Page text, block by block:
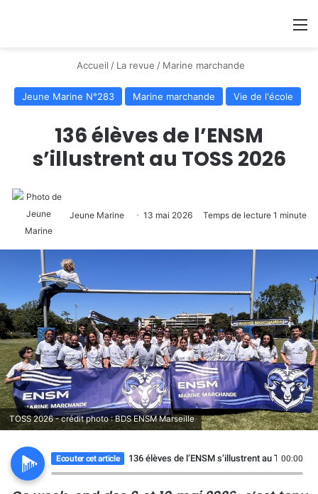
Accueil / La revue / Marine marchande
Jeune Marine N°283 Marine marchande Vie de l'école
136 élèves de l’ENSM
s’illustrent au TOSS 2026
Jeune Marine 13 mai 2026 Temps de lecture 1 minute
TOSS 2026 - crédit photo : BDS ENSM Marseille
Ecouter cet article 136 élèves de l’ENSM s’illustrent au TOSS
00:00